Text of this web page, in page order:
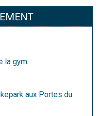
la gym
aux Portes du